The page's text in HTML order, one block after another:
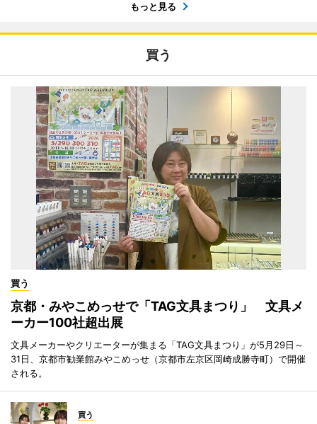
もっと見る
買う
買う
京都・みやこめっせで「TAG文具まつり」 文具メ
ーカー100社超出展
文具メーカーやクリエーターが集まる「TAG文具まつり」が5月29日～
31日、京都市勧業館みやこめっせ（京都市左京区岡崎成勝寺町）で開催
される。
買う